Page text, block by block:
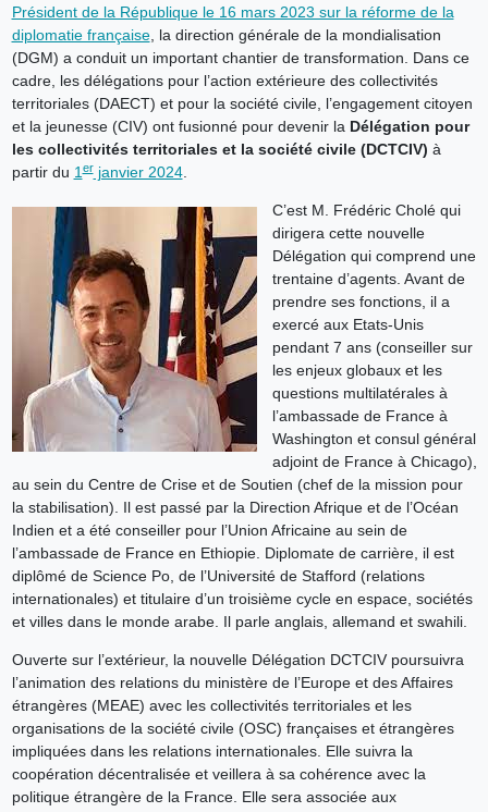
Président de la République le 16 mars 2023 sur la réforme de la
diplomatie française, la direction générale de la mondialisation
(DGM) a conduit un important chantier de transformation. Dans ce
cadre, les délégations pour l’action extérieure des collectivités
territoriales (DAECT) et pour la société civile, l’engagement citoyen
et la jeunesse (CIV) ont fusionné pour devenir la Délégation pour
les collectivités territoriales et la société civile (DCTCIV) à
partir du 1erjanvier 2024.
C’est M. Frédéric Cholé qui
dirigera cette nouvelle
Délégation qui comprend une
trentaine d’agents. Avant de
prendre ses fonctions, il a
exercé aux Etats-Unis
pendant 7 ans (conseiller sur
les enjeux globaux et les
questions multilatérales à
l’ambassade de France à
Washington et consul général
adjoint de France à Chicago),
au sein du Centre de Crise et de Soutien (chef de la mission pour
la stabilisation). Il est passé par la Direction Afrique et de l’Océan
Indien et a été conseiller pour l’Union Africaine au sein de
l’ambassade de France en Ethiopie. Diplomate de carrière, il est
diplômé de Science Po, de l’Université de Stafford (relations
internationales) et titulaire d’un troisième cycle en espace, sociétés
et villes dans le monde arabe. Il parle anglais, allemand et swahili.
Ouverte sur l’extérieur, la nouvelle Délégation DCTCIV poursuivra
l’animation des relations du ministère de l’Europe et des Affaires
étrangères (MEAE) avec les collectivités territoriales et les
organisations de la société civile (OSC) françaises et étrangères
impliquées dans les relations internationales. Elle suivra la
coopération décentralisée et veillera à sa cohérence avec la
politique étrangère de la France. Elle sera associée aux